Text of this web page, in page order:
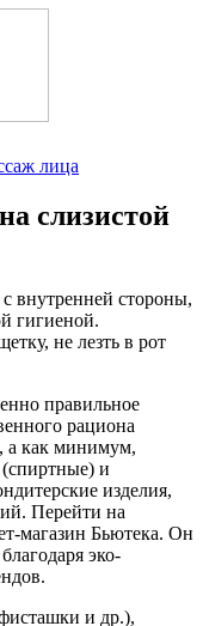
лица
слизистой
внутренней стороны,
гигиеной.
не лезть в рот
правильное
рациона
а как минимум,
и
изделия,
Перейти на
магазин Бьютека. Он
эко-
и др.),